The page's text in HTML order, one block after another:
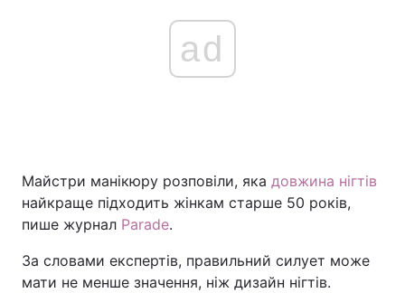
ad
Майстри манікюру розповіли, яка довжина нігтів
найкраще підходить жінкам старше 50 років,
пише журнал Parade.
За словами експертів, правильний силует може
мати не менше значення, ніж дизайн нігтів.